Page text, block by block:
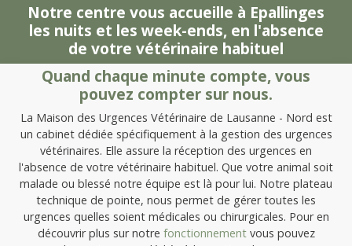
Notre centre vous accueille à Epallinges
les nuits et les week-ends, en l'absence
de votre vétérinaire habituel
Quand chaque minute compte, vous
pouvez compter sur nous.
La Maison des Urgences Vétérinaire de Lausanne - Nord est
un cabinet dédiée spécifiquement à la gestion des urgences
vétérinaires. Elle assure la réception des urgences en
l'absence de votre vétérinaire habituel. Que votre animal soit
malade ou blessé notre équipe est là pour lui. Notre plateau
technique de pointe, nous permet de gérer toutes les
urgences quelles soient médicales ou chirurgicales. Pour en
découvrir plus sur notre fonctionnementvous pouvez